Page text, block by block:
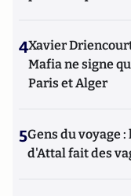
4Xavier
Mafia ne signe
Paris et Alger
5Gens du voyage
d'Attal fait des